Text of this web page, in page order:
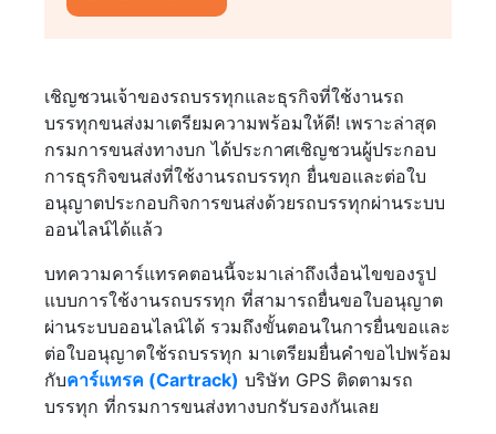
เชิญชวนเจ้าของรถบรรทุกและธุรกิจที่ใช้งานรถ
บรรทุกขนส่งมาเตรียมความพร้อมให้ดี! เพราะล่าสุด
กรมการขนส่งทางบก ได้ประกาศเชิญชวนผู้ประกอบ
การธุรกิจขนส่งที่ใช้งานรถบรรทุก ยื่นขอและต่อใบ
อนุญาตประกอบกิจการขนส่งด้วยรถบรรทุกผ่านระบบ
ออนไลน์ได้แล้ว
บทความคาร์แทรคตอนนี้จะมาเล่าถึงเงื่อนไขของรูป
แบบการใช้งานรถบรรทุก ที่สามารถยื่นขอใบอนุญาต
ผ่านระบบออนไลน์ได้ รวมถึงขั้นตอนในการยื่นขอและ
ต่อใบอนุญาตใช้รถบรรทุก มาเตรียมยื่นคำขอไปพร้อม
กับคาร์แทรค (Cartrack) บริษัท GPS ติดตามรถ
บรรทุก ที่กรมการขนส่งทางบกรับรองกันเลย